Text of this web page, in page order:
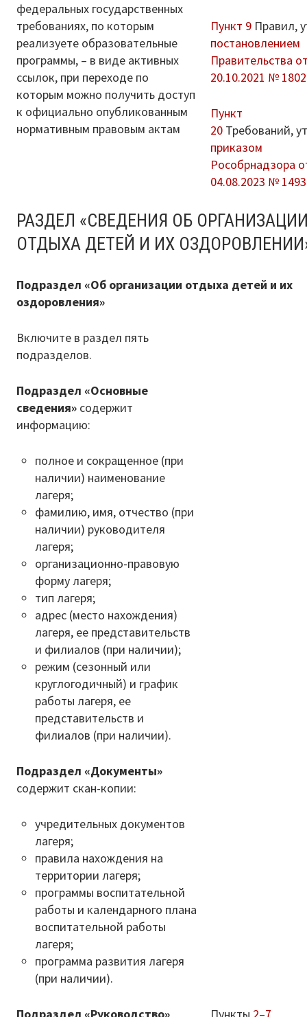
федеральных государственных
требованиях, по которым
реализуете образовательные
программы, – в виде активных
ссылок, при переходе по
которым можно получить доступ
к официально опубликованным
нормативным правовым актам
Пункт 9 Правил,
постановлением
Правительства
20.10.2021 № 1802
Пункт
20 Требований,
приказом
Рособрнадзора
04.08.2023 № 1493
РАЗДЕЛ «СВЕДЕНИЯ ОБ
ОТДЫХА ДЕТЕЙ И ИХ
Подраздел «Об организации отдыха детей и их
оздоровления»
Включите в раздел пять
подразделов.
Подраздел «Основные
сведения» содержит
информацию:
полное и сокращенное (при
наличии) наименование
лагеря;
фамилию, имя, отчество (при
наличии) руководителя
лагеря;
организационно-правовую
форму лагеря;
тип лагеря;
адрес (место нахождения)
лагеря, ее представительств
и филиалов (при наличии);
режим (сезонный или
круглогодичный) и график
работы лагеря, ее
представительств и
филиалов (при наличии).
Подраздел «Документы»
содержит скан-копии:
учредительных документов
лагеря;
правила нахождения на
территории лагеря;
программы воспитательной
работы и календарного плана
воспитательной работы
лагеря;
программа развития лагеря
(при наличии).